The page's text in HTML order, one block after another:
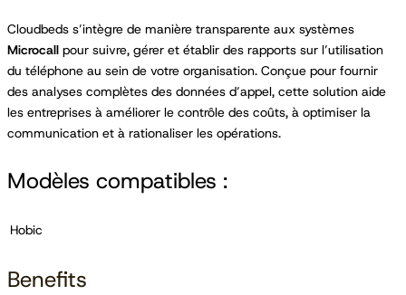
Cloudbeds s’intègre de manière transparente aux systèmes
Microcall pour suivre, gérer et établir des rapports sur l’utilisation
du téléphone au sein de votre organisation. Conçue pour fournir
des analyses complètes des données d’appel, cette solution aide
les entreprises à améliorer le contrôle des coûts, à optimiser la
communication et à rationaliser les opérations.
Modèles compatibles :
Hobic
Benefits